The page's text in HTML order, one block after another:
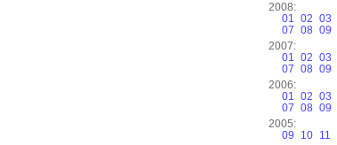
2008:
01 02 03
07 08 09
2007:
01 02 03
07 08 09
2006:
01 02 03
07 08 09
2005:
09
10 11